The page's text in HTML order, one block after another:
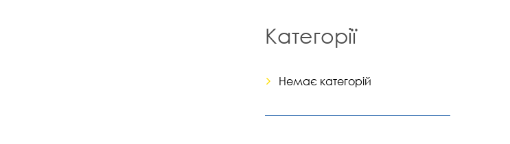
Категорії
Немає категорій